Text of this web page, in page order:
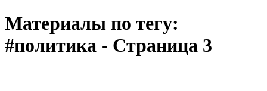
Материалы по тегу:
#политика - Страница 3